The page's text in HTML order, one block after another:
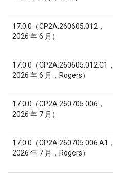
17.0.0（CP2A.260605.012，
2026 年 6 月）
17.0.0（CP2A.260605.012.C1，
2026 年 6 月，Rogers）
17.0.0（CP2A.260705.006，
2026 年 7 月）
17.0.0（CP2A.260705.006.A1，
2026 年 7 月，Rogers）